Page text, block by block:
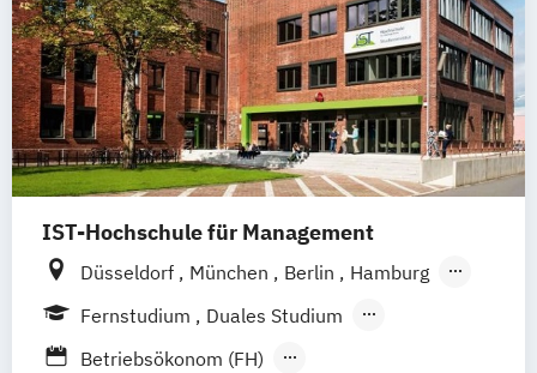
IST-Hochschule für Management
Düsseldorf München Berlin
Hamburg
Weil am Rhein
Frankfurt am Main
Fernstudium
Duales Studium
Fernlehrgang
Betriebsökonom (FH)